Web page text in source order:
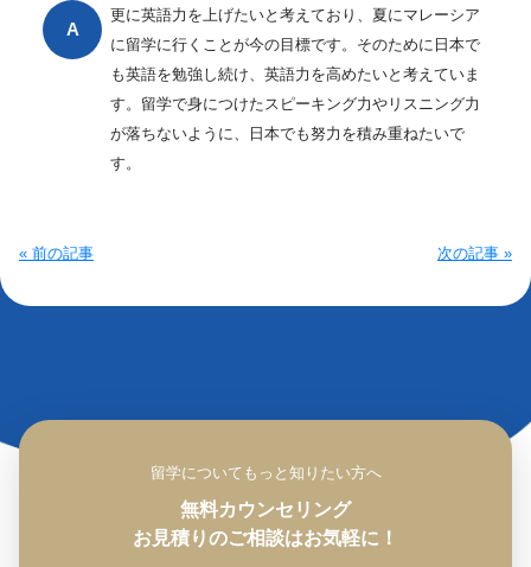
更に英語力を上げたいと考えており、夏にマレーシア
に留学に行くことが今の目標です。そのために日本で
も英語を勉強し続け、英語力を高めたいと考えていま
す。留学で身につけたスピーキング力やリスニング力
が落ちないように、日本でも努力を積み重ねたいで
す。
« 前の記事 次の記事 »
留学についてもっと知りたい方へ
無料カウンセリング
お見積りのご相談はお気軽に！